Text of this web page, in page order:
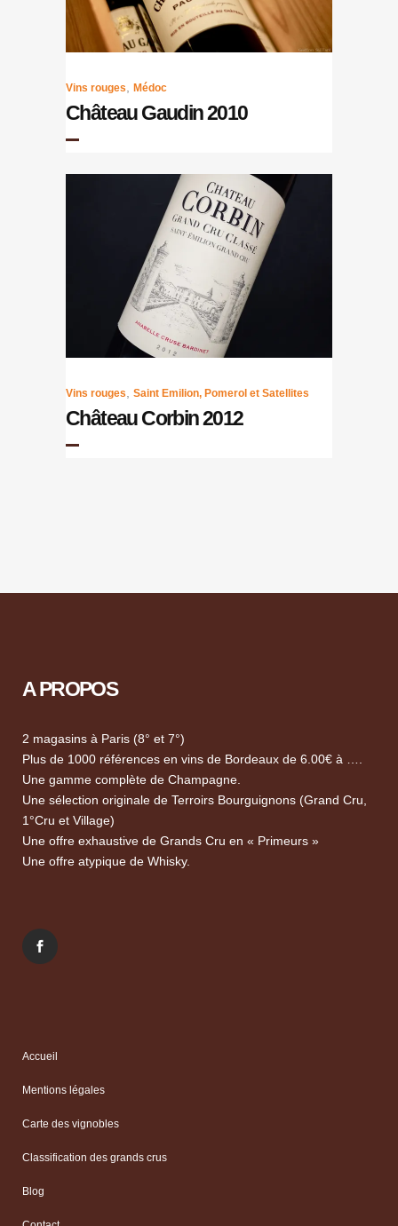
Vins rouges Médoc
Château Gaudin 2010
Vins rouges Saint Emilion, Pomerol et Satellites
Château Corbin 2012
A PROPOS
2 magasins à Paris (8° et 7°)
Plus de 1000 références en vins de Bordeaux de 6.00€ à ….
Une gamme complète de Champagne.
Une sélection originale de Terroirs Bourguignons (Grand Cru,
1°Cru et Village)
Une offre exhaustive de Grands Cru en « Primeurs »
Une offre atypique de Whisky.
Accueil
Mentions légales
Carte des vignobles
Classification des grands crus
Blog